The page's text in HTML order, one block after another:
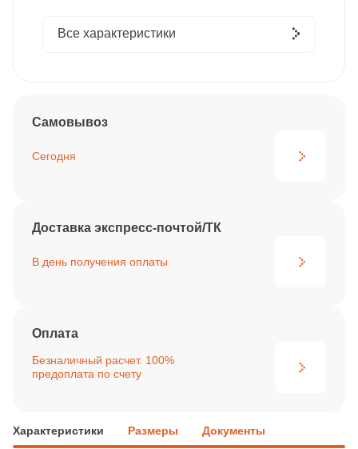
Все характеристики
Самовывоз
Сегодня
Доставка экспресс-почтой/ТК
В день получения оплаты
Оплата
Безналичный расчет. 100%
предоплата по счету
Характеристики Размеры Документы